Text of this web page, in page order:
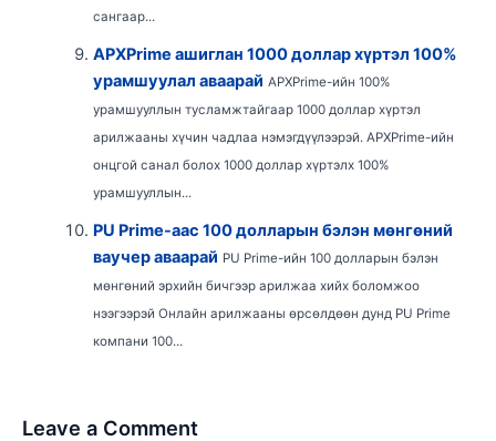
сангаар...
APXPrime ашиглан 1000 доллар хүртэл 100%
урамшуулал аваарай APXPrime-ийн 100%
урамшууллын тусламжтайгаар 1000 доллар хүртэл
арилжааны хүчин чадлаа нэмэгдүүлээрэй. APXPrime-ийн
онцгой санал болох 1000 доллар хүртэлх 100%
урамшууллын...
PU Prime-аас 100 долларын бэлэн мөнгөний
ваучер аваарай PU Prime-ийн 100 долларын бэлэн
мөнгөний эрхийн бичгээр арилжаа хийх боломжоо
нээгээрэй Онлайн арилжааны өрсөлдөөн дунд PU Prime
компани 100...
Leave a Comment